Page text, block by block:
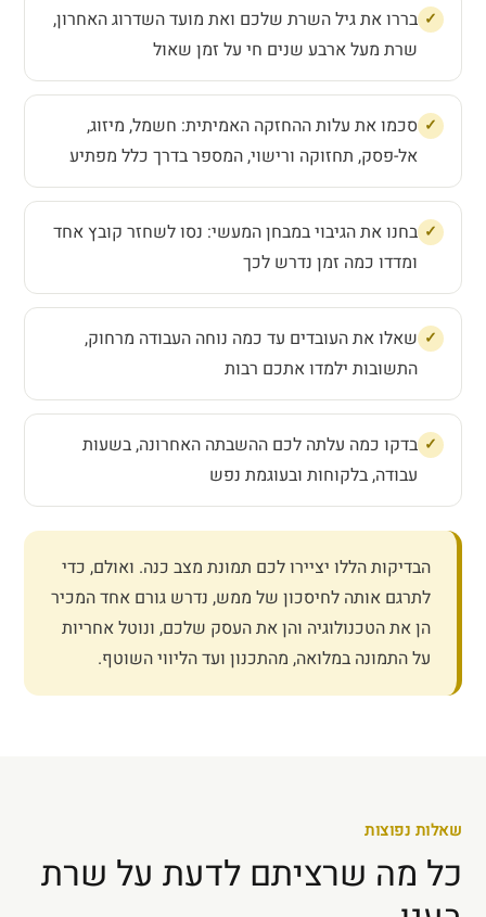
בררו את גיל השרת שלכם ואת מועד השדרוג האחרון,
שרת מעל ארבע שנים חי על זמן שאול
סכמו את עלות ההחזקה האמיתית: חשמל, מיזוג,
אל-פסק, תחזוקה ורישוי, המספר בדרך כלל מפתיע
בחנו את הגיבוי במבחן המעשי: נסו לשחזר קובץ אחד
ומדדו כמה זמן נדרש לכך
שאלו את העובדים עד כמה נוחה העבודה מרחוק,
התשובות ילמדו אתכם רבות
בדקו כמה עלתה לכם ההשבתה האחרונה, בשעות
עבודה, בלקוחות ובעוגמת נפש
הבדיקות הללו יציירו לכם תמונת מצב כנה. ואולם, כדי
לתרגם אותה לחיסכון של ממש, נדרש גורם אחד המכיר
הן את הטכנולוגיה והן את העסק שלכם, ונוטל אחריות
על התמונה במלואה, מהתכנון ועד הליווי השוטף.
שאלות נפוצות
כל מה שרציתם לדעת על שרת